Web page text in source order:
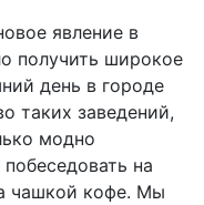
явление в
получить широкое
день в городе
таких заведений,
модно
на
чашкой кофе. Мы